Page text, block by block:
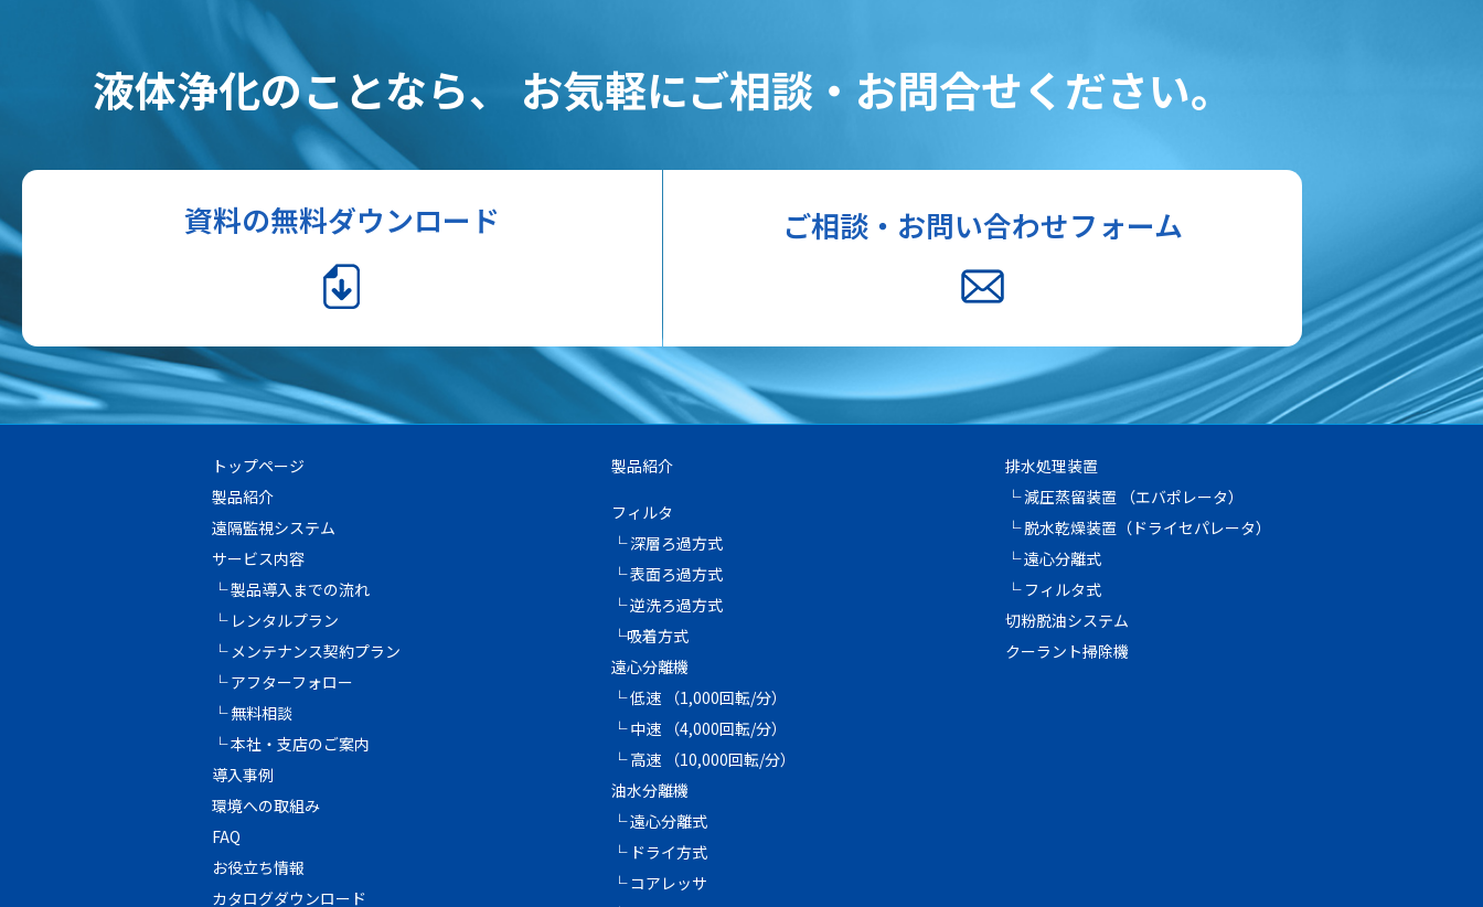
液体浄化のことなら、 お気軽にご相談・お問合せください。
資料の無料ダウンロード ご相談・お問い合わせフォーム
トップページ
製品紹介
遠隔監視システム
サービス内容
└ 製品導入までの流れ
└ レンタルプラン
└ メンテナンス契約プラン
└ アフターフォロー
└ 無料相談
└ 本社・支店のご案内
導入事例
環境への取組み
FAQ
お役立ち情報
カタログダウンロード
製品紹介
フィルタ
└ 深層ろ過方式
└ 表面ろ過方式
└ 逆洗ろ過方式
└吸着方式
遠心分離機
└ 低速 （1,000回転/分）
└ 中速 （4,000回転/分）
└ 高速 （10,000回転/分）
油水分離機
└ 遠心分離式
└ ドライ方式
└ コアレッサ
排水処理装置
└ 減圧蒸留装置 （エバポレータ）
└ 脱水乾燥装置（ドライセパレータ）
└ 遠心分離式
└ フィルタ式
切粉脱油システム
クーラント掃除機